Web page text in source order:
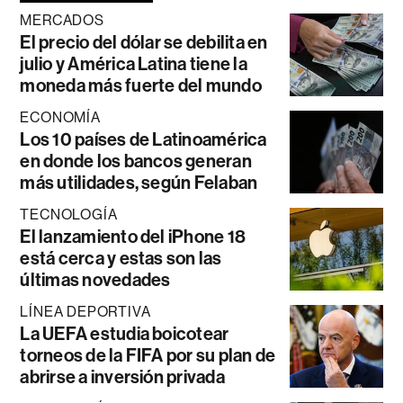
MERCADOS
El precio del dólar se debilita en
julio y América Latina tiene la
moneda más fuerte del mundo
ECONOMÍA
Los 10 países de Latinoamérica
en donde los bancos generan
más utilidades, según Felaban
TECNOLOGÍA
El lanzamiento del iPhone 18
está cerca y estas son las
últimas novedades
LÍNEA DEPORTIVA
La UEFA estudia boicotear
torneos de la FIFA por su plan de
abrirse a inversión privada